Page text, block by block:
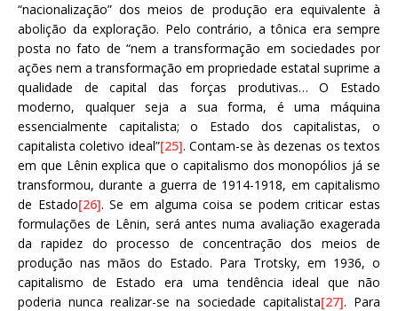
“nacionalização” dos meios de produção era equivalente à
abolição da exploração. Pelo contrário, a tônica era sempre
posta no fato de “nem a transformação em sociedades por
ações nem a transformação em propriedade estatal suprime a
qualidade de capital das forças produtivas… O Estado
moderno, qualquer seja a sua forma, é uma máquina
essencialmente capitalista; o Estado dos capitalistas, o
capitalista coletivo ideal”[25]. Contam-se às dezenas os textos
em que Lênin explica que o capitalismo dos monopólios já se
transformou, durante a guerra de 1914-1918, em capitalismo
de Estado[26]. Se em alguma coisa se podem criticar estas
formulações de Lênin, será antes numa avaliação exagerada
da rapidez do processo de concentração dos meios de
produção nas mãos do Estado. Para Trotsky, em 1936, o
capitalismo de Estado era uma tendência ideal que não
poderia nunca realizar-se na sociedade capitalista[27]. Para